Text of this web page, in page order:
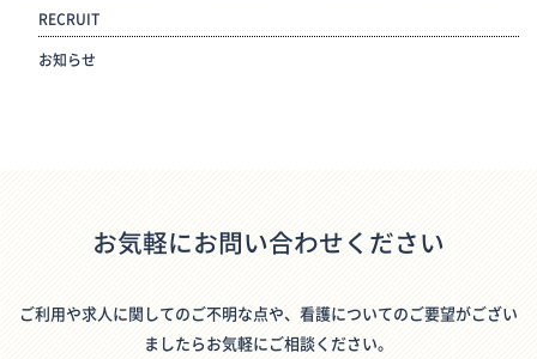
RECRUIT
お知らせ
お気軽にお問い合わせください
ご利用や求人に関してのご不明な点や、看護についてのご要望がござい
ましたらお気軽にご相談ください。